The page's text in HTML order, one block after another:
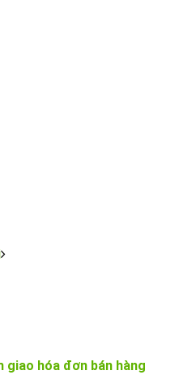
giao hóa đơn bán hàng